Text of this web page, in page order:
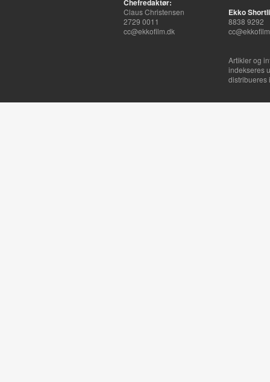
Chefredaktør:
Claus Christensen
2729 0011
cc@ekkofilm.dk
Ekko
8838 9292
Artikler og
indekseres
distribueres